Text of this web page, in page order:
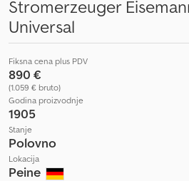
Stromerzeuger
Universal
Fiksna cena plus PDV
890 €
(1.059 € bruto)
Godina proizvodnje
1905
Stanje
Polovno
Lokacija
Peine